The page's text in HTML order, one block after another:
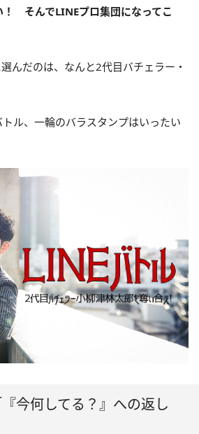
！ そんでLINEプロ集団になってこ
んだのは、なんと2代目バチェラー・
ル、一輪のバラスタンプはいったい
今何してる？』への返し